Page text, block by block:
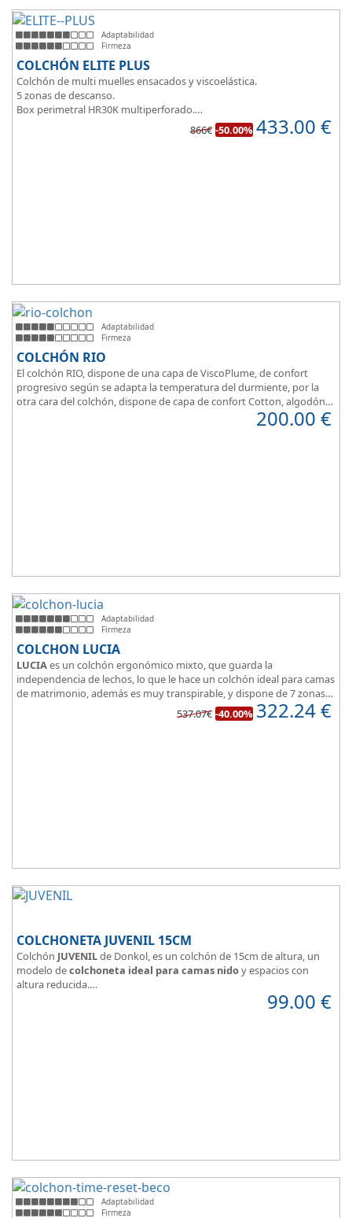
Adaptabilidad
Firmeza
COLCHÓN ELITE PLUS
Colchón de multi muelles ensacados y viscoelástica.
5 zonas de descanso.
Box perimetral HR30K multiperforado.
Para personas que buscan la comodidad y confort a la hora de
866€ -50.00% 433.00 €
Adaptabilidad
Firmeza
COLCHÓN RIO
El colchón RIO, dispone de una capa de ViscoPlume, de confort
progresivo según se adapta la temperatura del durmiente, por la
otra cara del colchón, dispone de capa de confort Cotton, algodón
100% que brinda una sensación de confort inmediata.200.00 €
Adaptabilidad
Firmeza
COLCHON LUCIA
LUCIAes un colchón ergonómico mixto, que guarda la
independencia de lechos, lo que le hace un colchón ideal para camas
de matrimonio, además es muy transpirable, y dispone de 7 zonas
537.07€ -40.00% 322.24€
COLCHONETA JUVENIL 15CM
Colchón JUVENILde Donkol, es un colchón de 15cm de altura, un
modelo decolchoneta ideal para camas nidoy espacios con
altura reducida.
suelen elegir
99.00 €
Adaptabilidad
Firmeza